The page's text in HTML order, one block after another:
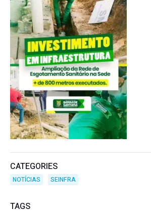
CATEGORIES
NOTÍCIAS SEINFRA
TAGS